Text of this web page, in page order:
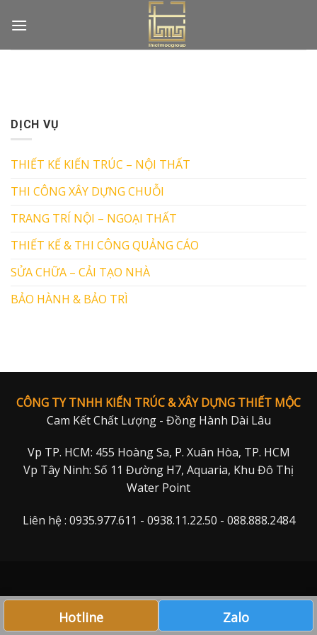
DỊCH VỤ
THIẾT KẾ KIẾN TRÚC – NỘI THẤT
THI CÔNG XÂY DỰNG CHUỖI
TRANG TRÍ NỘI – NGOẠI THẤT
THIẾT KẾ & THI CÔNG QUẢNG CÁO
SỬA CHỮA – CẢI TẠO NHÀ
BẢO HÀNH & BẢO TRÌ
CÔNG TY TNHH KIẾN TRÚC & XÂY DỰNG THIẾT MỘC
Cam Kết Chất Lượng - Đồng Hành Dài Lâu
Vp TP. HCM: 455 Hoàng Sa, P. Xuân Hòa, TP. HCM
Vp Tây Ninh: Số 11 Đường H7, Aquaria, Khu Đô Thị
Water Point
Liên hệ : 0935.977.611 - 0938.11.22.50 - 088.888.2484
Hotline Zalo